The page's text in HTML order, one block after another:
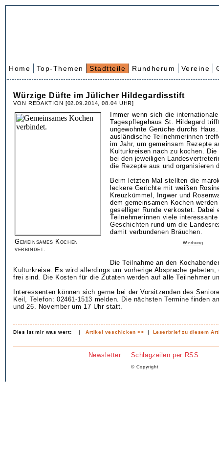
Home Top-Themen Stadtteile Rundherum Vereine
Würzige Düfte im Jülicher Hildegardisstift
VON REDAKTION [02.09.2014, 08.04 UHR]
Gemeinsames Kochen
verbindet.
Immer wenn sich die
Tagespflegehaus St. Hildegard
ungewohnte Gerüche durchs
ausländische Teilnehmerinnen
im Jahr, um gemeinsam Rezepte
Kulturkreisen nach zu kochen.
bei den jeweiligen
die Rezepte aus und organisieren
Beim letzten Mal stellten die
leckere Gerichte mit weißen
Kreuzkümmel, Ingwer und
dem gemeinsamen Kochen
geselliger Runde verkostet. Dabei
Teilnehmerinnen viele
Geschichten rund um die
damit verbundenen Bräuchen.
Werbung
Die Teilnahme an den
Kulturkreise. Es wird allerdings um vorherige Absprache
frei sind. Die Kosten für die Zutaten werden auf alle Teilnehmer
Interessenten können sich gerne bei der Vorsitzenden des
Keil, Telefon: 02461-1513 melden. Die nächsten Termine finden
und 26. November um 17 Uhr statt.
Dies ist mir was wert: |Artikel veschicken >> | Leserbrief zu diesem
Newsletter Schlagzeilen per RSS
© Copyright